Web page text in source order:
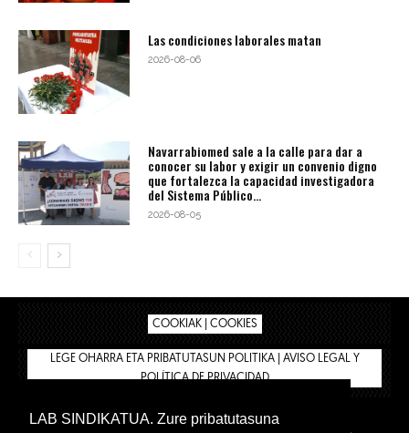
Las condiciones laborales matan
2026-08-06
Navarrabiomed sale a la calle para dar a
conocer su labor y exigir un convenio digno
que fortalezca la capacidad investigadora
del Sistema Público...
2026-08-05
COOKIAK | COOKIES
LEGE OHARRA ETA PRIBATUTASUN POLITIKA | AVISO LEGAL Y
POLÍTICA DE PRIVACIDAD
LAB SINDIKATUA. Zure pribatutasuna